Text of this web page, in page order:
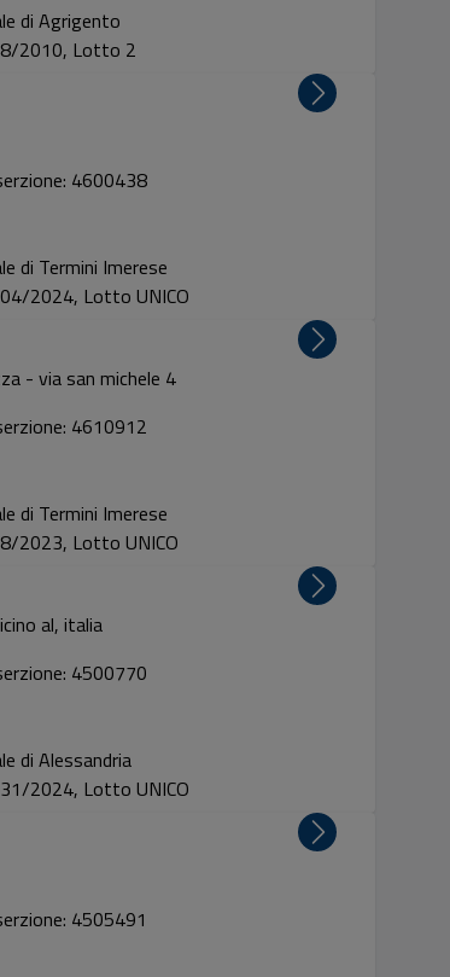
di Agrigento
2010, Lotto 2
4600438
di Termini Imerese
2024, Lotto UNICO
- via san michele 4
4610912
di Termini Imerese
2023, Lotto UNICO
al, italia
4500770
di Alessandria
2024, Lotto UNICO
4505491